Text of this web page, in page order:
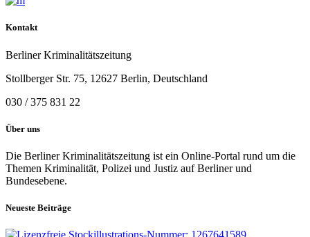
Kontakt
Berliner Kriminalitätszeitung
Stollberger Str. 75, 12627 Berlin, Deutschland
030 / 375 831 22
Über uns
Die Berliner Kriminalitätszeitung ist ein Online-Portal rund um die
Themen Kriminalität, Polizei und Justiz auf Berliner und
Bundesebene.
Neueste Beiträge